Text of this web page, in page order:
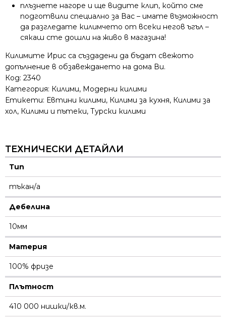
плъзнете нагоре и ще видите клип, който сме
подготвили специално за Вас – имате възможност
да разгледате килимчето от всеки негов ъгъл –
сякаш сте дошли на живо в магазина!
Килимите Ирис са създадени да бъдат свежото
допълнение в обзавеждането на дома Ви.
Код: 2340
Категория: Килими, Модерни килими
Етикети: Евтини килими, Килими за кухня, Килими за
хол, Килими и пътеки, Турски килими
ТЕХНИЧЕСКИ ДЕТАЙЛИ
Тип
тъкан/а
Дебелина
10мм
Материя
100% фризе
Плътност
410 000 нишки/кв.м.